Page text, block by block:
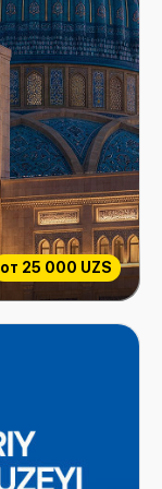
от 25 000 UZS